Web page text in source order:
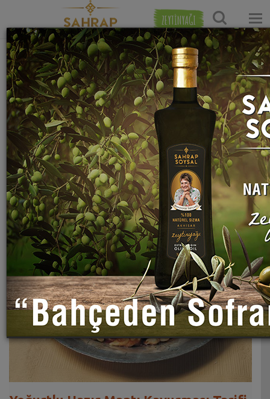
ZEYTİNYAĞI
Ana Sayfa Hamur İşi Tarifleri Mantı Tarifleri